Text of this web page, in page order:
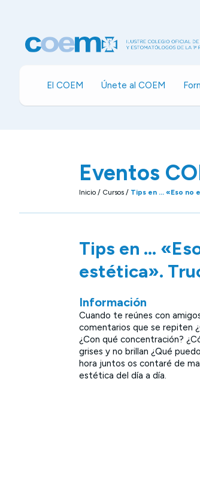
El COEM Únete al COEM
Eventos
Inicio / Cursos / Tips en … «Eso no
Tips en …
estética».
Información
Cuando te reúnes con
comentarios que se repiten
¿Con qué concentración?
grises y no brillan ¿Qué
hora juntos os contaré de
estética del día a día.